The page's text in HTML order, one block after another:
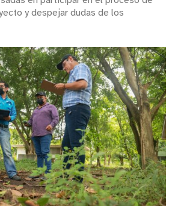
y despejar dudas de los